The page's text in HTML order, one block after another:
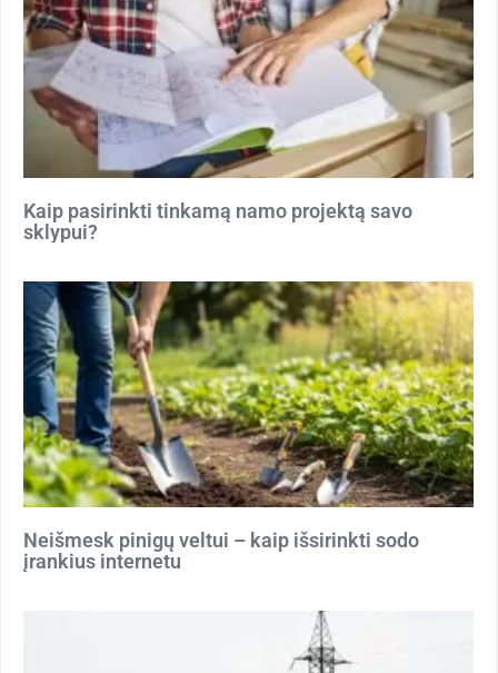
Kaip pasirinkti tinkamą namo projektą savo
sklypui?
Neišmesk pinigų veltui – kaip išsirinkti sodo
įrankius internetu